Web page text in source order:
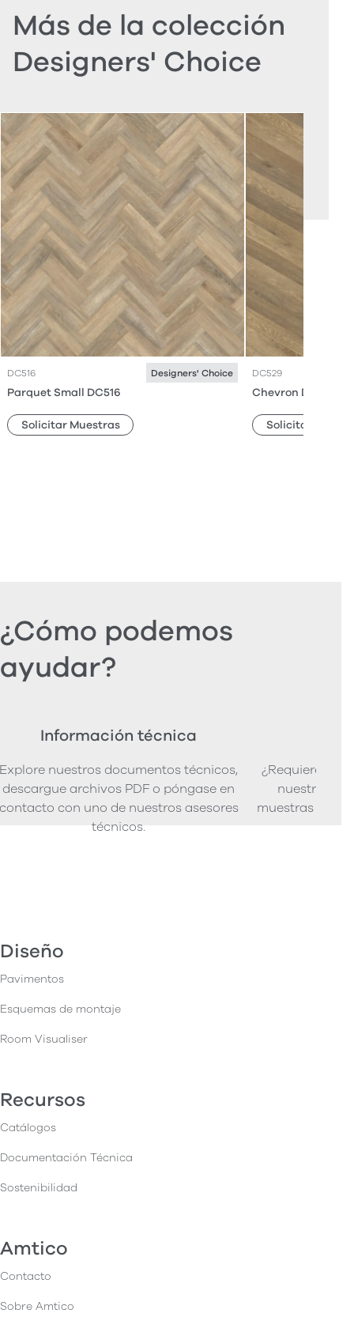
Más de la colección
Designers' Choice
DC516 Designers' Choice
Parquet Small DC516
Solicitar Muestras
DC529
Chevron DC529
Solicitar
¿Cómo podemos
ayudar?
Información técnica
Explore nuestros documentos técnicos,
descargue archivos PDF o póngase en
con uno de nuestros asesores
técnicos.
¿Requiere
nuestra
muestras de
Diseño
Pavimentos
Esquemas de montaje
Room Visualiser
Recursos
Catálogos
Documentación Técnica
Sostenibilidad
Amtico
Contacto
Sobre Amtico